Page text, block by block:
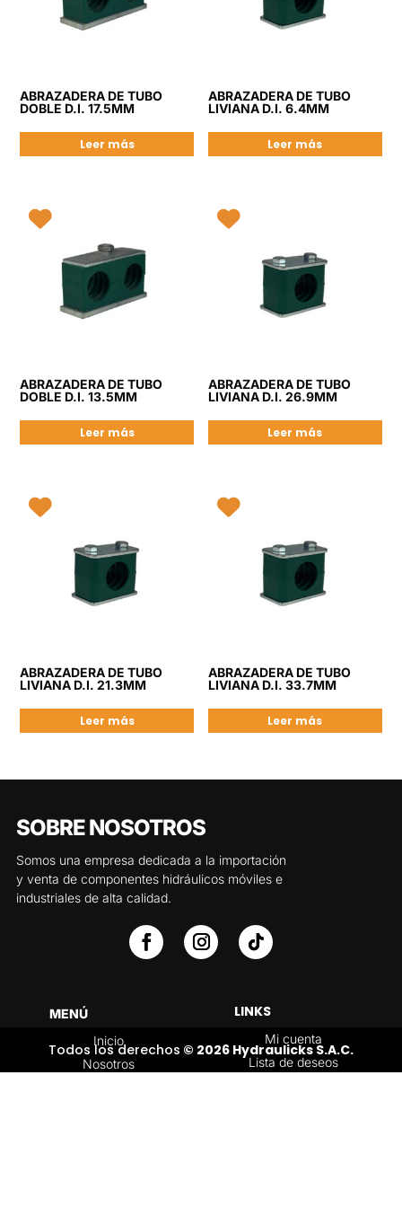
ABRAZADERA DE TUBO
DOBLE D.I. 17.5MM
Leer más
ABRAZADERA DE TUBO
LIVIANA D.I. 6.4MM
Leer más
ABRAZADERA DE TUBO
DOBLE D.I. 13.5MM
Leer más
ABRAZADERA DE TUBO
LIVIANA D.I. 26.9MM
Leer más
ABRAZADERA DE TUBO
LIVIANA D.I. 21.3MM
Leer más
ABRAZADERA DE TUBO
LIVIANA D.I. 33.7MM
Leer más
SOBRE NOSOTROS
Somos una empresa dedicada a la importación
y venta de componentes hidráulicos móviles e
industriales de alta calidad.
MENÚ
Inicio
Nosotros
LINKS
Mi cuenta
Lista de deseos
Todos los derechos © 2026 Hydraulicks S.A.C.